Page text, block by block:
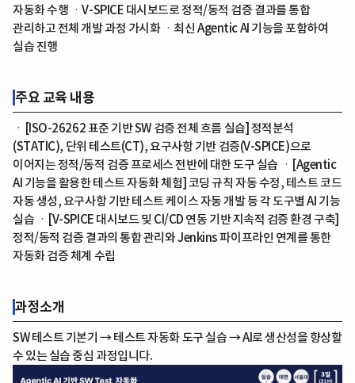
자동화 수행 ㆍV-SPICE 대시보드로 정적/동적 검증 결과를 통합
관리하고 전체 개발 과정 가시화 ㆍ최신 Agentic AI 기능을 포함하여
실습 진행
주요 교육 내용
ㆍ[ISO-26262 표준 기반 SW 검증 전체 흐름 실습] 정적분석
(STATIC), 단위 테스트(CT), 요구사항 기반 검증(V-SPICE)으로
이어지는 정적/동적 검증 프로세스 전반에 대한 도구 실습 ㆍ[Agentic
AI 기능을 활용한 테스트 자동화 체험] 코딩 규칙 자동 수정, 테스트 코드
자동 생성, 요구사항 기반 테스트 케이스 자동 개발 등 각 도구별 AI 기능
실습 ㆍ[V-SPICE 대시보드 및 CI/CD 연동 기반 지속적 검증 환경 구축]
정적/동적 검증 결과의 통합 관리와 Jenkins 파이프라인 연계를 통한
자동화 검증 체계 수립
과정소개
SW 테스트 기본기 → 테스트 자동화 도구 실습 → AI로 생산성을 향상할
수 있는 실습 중심 과정입니다.